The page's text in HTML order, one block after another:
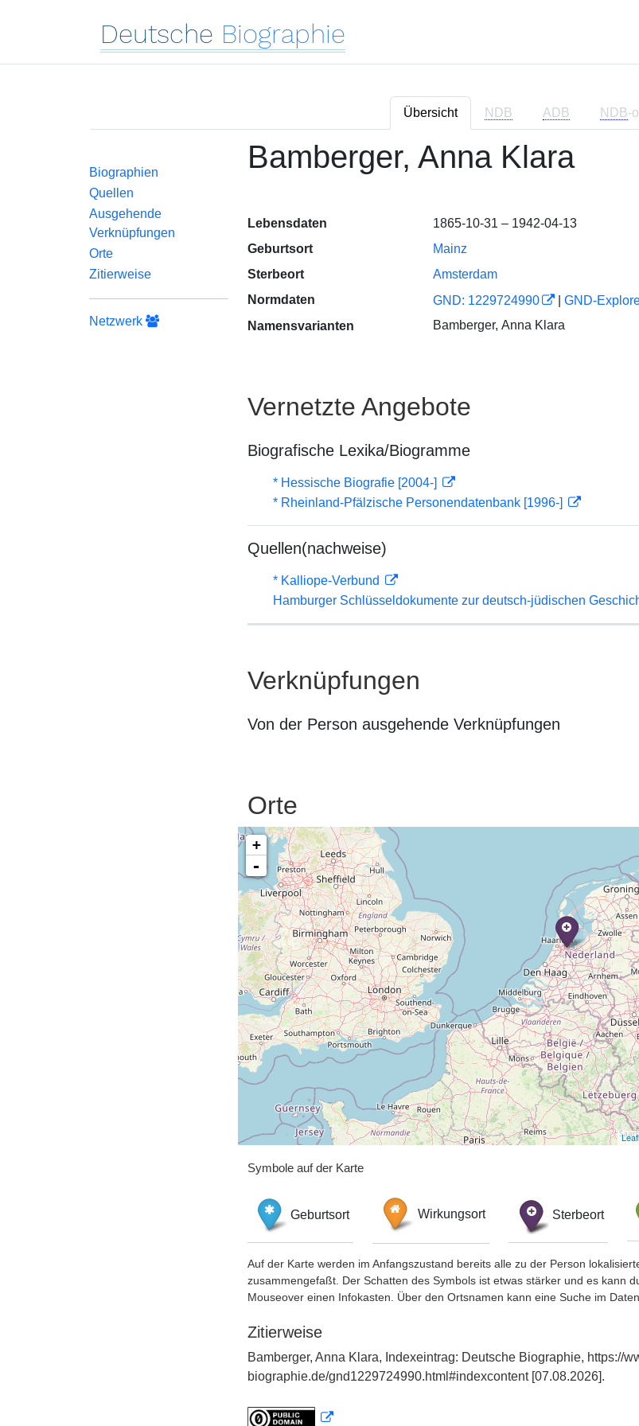
Deutsche Biographie
Übersicht NDB ADB NDB-
Biographien
Quellen
Ausgehende
Verknüpfungen
Orte
Zitierweise
Netzwerk
Bamberger, Anna Klara
Lebensdaten
1865-10-31 – 1942-04-13
Geburtsort
Mainz
Sterbeort
Amsterdam
Normdaten
GND: 1229724990 GND-
Namensvarianten
Bamberger, Anna Klara
Vernetzte Angebote
Biografische Lexika/Biogramme
* Hessische Biografie [2004-]
* Rheinland-Pfälzische Personendatenbank [1996-]
Quellen(nachweise)
* Kalliope-Verbund
Hamburger Schlüsseldokumente zur deutsch-jüdischen
Verknüpfungen
Von der Person ausgehende Verknüpfungen
Orte
+
-
Symbole auf der Karte
Geburtsort Wirkungsort Sterbeort
Auf der Karte werden im Anfangszustand bereits alle zu der Person
zusammengefaßt. Der Schatten des Symbols ist etwas stärker und es kann
Mouseover einen Infokasten. Über den Ortsnamen kann eine Suche im
Zitierweise
Bamberger, Anna Klara, Indexeintrag: Deutsche Biographie, https://
biographie.de/gnd1229724990.html#indexcontent [07.08.2026].